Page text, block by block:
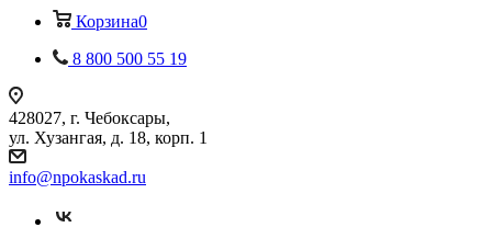
Корзина0
8 800 500 55 19
428027, г. Чебоксары,
ул. Хузангая, д. 18, корп. 1
info@npokaskad.ru